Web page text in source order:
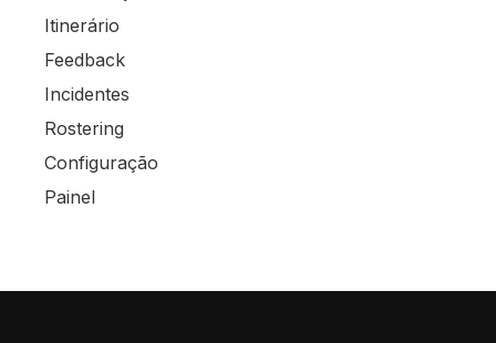
Itinerário
Feedback
Incidentes
Rostering
Configuração
Painel